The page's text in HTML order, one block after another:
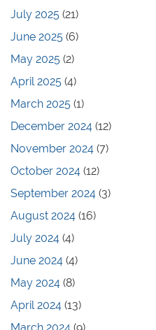
July 2025 (21)
June 2025 (6)
May 2025 (2)
April 2025 (4)
March 2025 (1)
December 2024 (12)
November 2024 (7)
October 2024 (12)
September 2024 (3)
August 2024 (16)
July 2024 (4)
June 2024 (4)
May 2024 (8)
April 2024 (13)